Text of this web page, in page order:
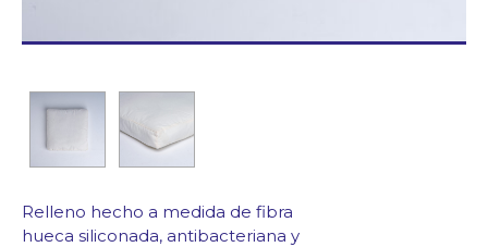
Relleno hecho a medida de fibra
hueca siliconada, antibacteriana y